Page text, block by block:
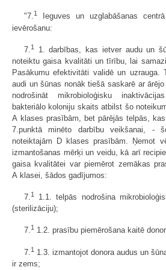
"7.1
Ieguves un uzglabāšanas
ievērošanu:
7. 1
1. darbības, kas ietver audu un
noteiktu gaisa kvalitāti un tīrību, lai
Pasākumu efektivitāti validē un uzrauga.
audi un šūnas nonāk tiešā saskarē ar
nodrošināt mikrobioloģisku
bakteriālo koloniju skaits atbilst šo
A klases prasībām, bet pārējās telpās,
7.punktā minēto darbību veikšanai, -
noteiktajām D klases prasībām. Ņemot
izmantošanas mērķi un veidu, kā arī
gaisa kvalitātei var piemērot zemākas
A klasei, šādos gadījumos:
7.1
1.1. telpās nodrošina
(sterilizāciju);
7.1 1.2. prasību piemērošana kaitē
7. 1 1.3. izmantojot donora audus un
ir zems;